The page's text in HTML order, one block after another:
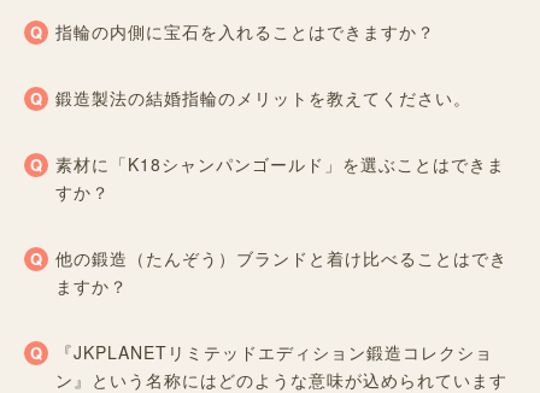
指輪の内側に宝石を入れることはできますか？
鍛造製法の結婚指輪のメリットを教えてください。
素材に「K18シャンパンゴールド」を選ぶことはできま
すか？
他の鍛造（たんぞう）ブランドと着け比べることはでき
ますか？
『JKPLANETリミテッドエディション鍛造コレクショ
ン』という名称にはどのような意味が込められています